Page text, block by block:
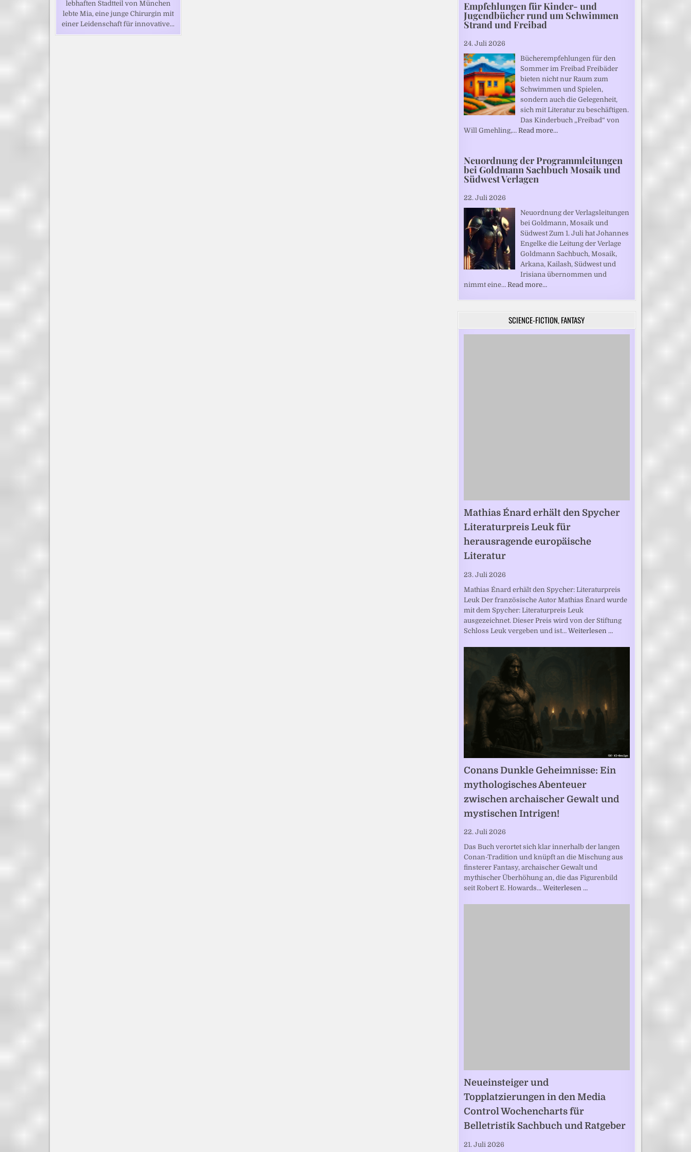
lebhaften Stadtteil von München
lebte Mia, eine junge Chirurgin mit
einer Leidenschaft für innovative…
Empfehlungen für Kinder- und
Jugendbücher rund um Schwimmen
Strand und Freibad
24. Juli 2026
Bücherempfehlungen für den
Sommer im Freibad Freibäder
bieten nicht nur Raum zum
Schwimmen und Spielen,
sondern auch die Gelegenheit,
sich mit Literatur zu beschäftigen.
Das Kinderbuch „Freibad“ von
Will Gmehling,… Read more…
Neuordnung der Programmleitungen
bei Goldmann Sachbuch Mosaik und
Südwest Verlagen
22. Juli 2026
Neuordnung der Verlagsleitungen
bei Goldmann, Mosaik und
Südwest Zum 1. Juli hat Johannes
Engelke die Leitung der Verlage
Goldmann Sachbuch, Mosaik,
Arkana, Kailash, Südwest und
Irisiana übernommen und
nimmt eine… Read more…
SCIENCE-FICTION, FANTASY
Mathias Énard erhält den Spycher
Literaturpreis Leuk für
herausragende europäische
Literatur
23. Juli 2026
Mathias Énard erhält den Spycher: Literaturpreis
Leuk Der französische Autor Mathias Énard wurde
mit dem Spycher: Literaturpreis Leuk
ausgezeichnet. Dieser Preis wird von der Stiftung
Schloss Leuk vergeben und ist… Weiterlesen …
Conans Dunkle Geheimnisse: Ein
mythologisches Abenteuer
zwischen archaischer Gewalt und
mystischen Intrigen!
22. Juli 2026
Das Buch verortet sich klar innerhalb der langen
Conan-Tradition und knüpft an die Mischung aus
finsterer Fantasy, archaischer Gewalt und
mythischer Überhöhung an, die das Figurenbild
seit Robert E. Howards… Weiterlesen …
Neueinsteiger und
Topplatzierungen in den Media
Control Wochencharts für
Belletristik Sachbuch und Ratgeber
21. Juli 2026